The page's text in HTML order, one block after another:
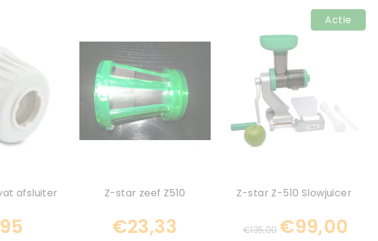
afsluiter Z-star zeef Z510
€23,33
Actie
Z-star Z-510 Slowjuicer
€135,00 €99,00